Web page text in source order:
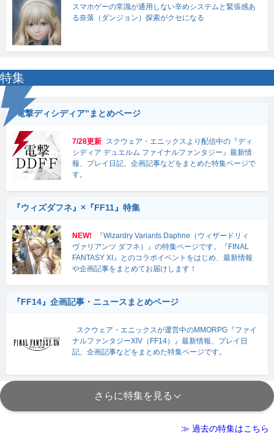
スマホゲーの常識が通用しない辛めシステムと緊張感あ
る奈落（ダンジョン）探索がクセになる
特集
“電撃ディシディア”まとめページ
7/28更新 スクウェア・エニックスより配信中の『ディ
シディア デュエルム ファイナルファンタジー』最新情
報、プレイ日記、企画記事などをまとめた特集ページで
す。
『ウィズダフネ』×『FF11』特集
NEW!
『Wizardry Variants Daphne（ウィザードリィ
ヴァリアンツ ダフネ）』の特集ページです。『FINAL
FANTASY XI』とのコラボイベントをはじめ、最新情報
や企画記事をまとめてお届けします！
『FF14』企画記事・ニュースまとめページ
スクウェア・エニックスが運営中のMMORPG『ファイ
ナルファンタジーXIV（FF14）』最新情報、プレイ日
記、企画記事などをまとめた特集ページです。
さらに特集を見る
≫ 過去の特集はこちら